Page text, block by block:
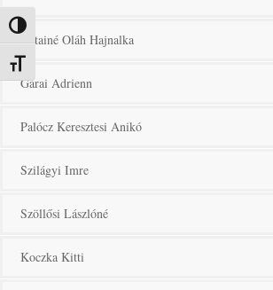
Nagy kontraszt váltása
Betűméret váltása
Kátainé Oláh Hajnalka
Garai Adrienn
Palócz Keresztesi Anikó
Szilágyi Imre
Szöllősi Lászlóné
Koczka Kitti